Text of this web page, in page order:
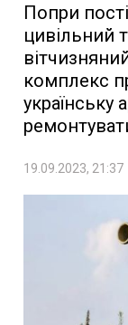
Попри
цивільний
комплекс
українську
19.09.2023, 21:37